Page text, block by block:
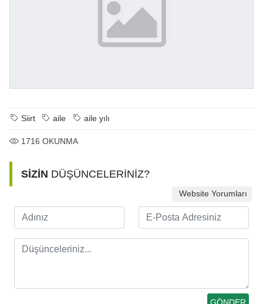
Siirt aile aile yılı
1716 OKUNMA
SİZİN DÜŞÜNCELERİNİZ?
Website Yorumları